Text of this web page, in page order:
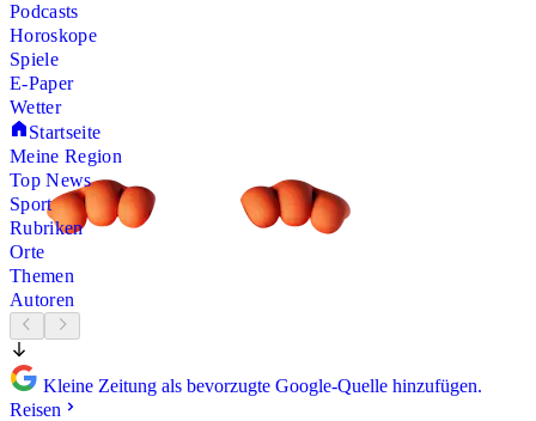
Podcasts
Horoskope
Spiele
E-Paper
Wetter
Startseite
Meine Region
Top News
Sport
Rubriken
Orte
Themen
Autoren
Kleine Zeitung als bevorzugte Google-Quelle hinzufügen.
Reisen